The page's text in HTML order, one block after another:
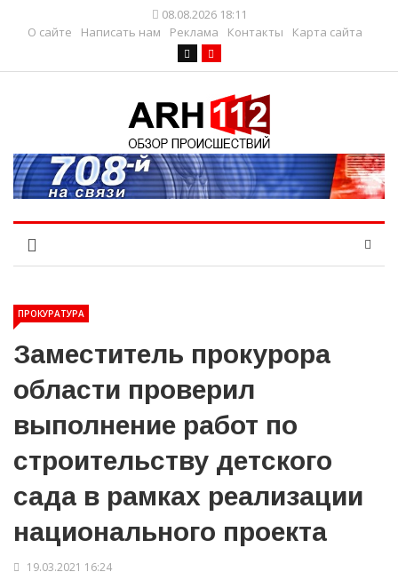
08.08.2026 18:11
О сайте
Написать нам Реклама Контакты Карта сайта
ПРОКУРАТУРА
Заместитель прокурора
области проверил
выполнение работ по
строительству детского
сада в рамках реализации
национального проекта
19.03.2021 16:24